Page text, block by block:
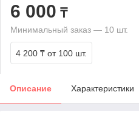
6 000 ₸
Минимальный заказ — 10 шт.
4 200 ₸ от 100 шт.
Описание Характеристики